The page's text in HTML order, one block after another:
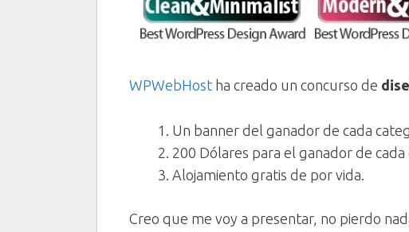
WPWebHost ha creado un concurso de
Un banner del ganador de cada
200 Dólares para el ganador de
Alojamiento gratis de por vida.
Creo que me voy a presentar, no pierdo